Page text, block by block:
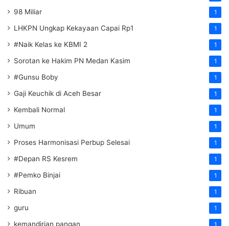
98 Miliar 1
LHKPN Ungkap Kekayaan Capai Rp1 1
#Naik Kelas ke KBMI 2 1
Sorotan ke Hakim PN Medan Kasim 1
#Gunsu Boby 1
Gaji Keuchik di Aceh Besar 1
Kembali Normal 1
Umum 1
Proses Harmonisasi Perbup Selesai 1
#Depan RS Kesrem 1
#Pemko Binjai 1
Ribuan 1
guru 1
kemandirian pangan 1